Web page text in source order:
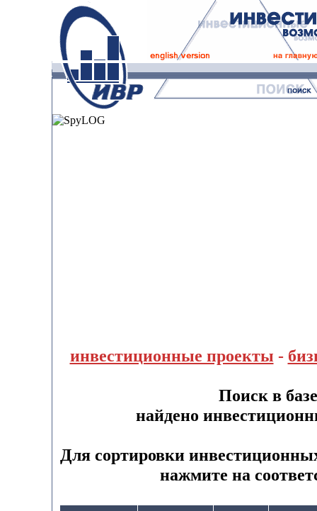
инвестиционные проекты -
Поиск в
найдено
Для сортировки
нажмите на